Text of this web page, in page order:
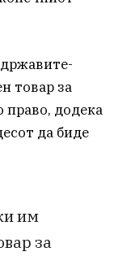
товар за
право, додека
да биде
им
за